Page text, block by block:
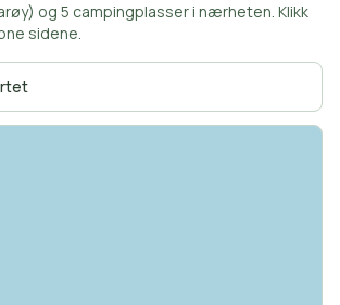
og 5 campingplasser i nærheten. Klikk
sidene.